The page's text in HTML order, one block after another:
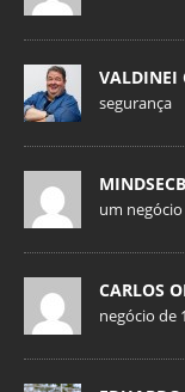
VALDINEI
segurança
um
CARLOS
negócio de